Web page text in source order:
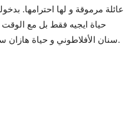
عائلة مرموقة و لها احترامها.
حياة ايجيه فقط بل مع الوقت
سنان الأفلاطوني و حياة هازان ستتغير بشكل كبير لا يمكن عكسه.